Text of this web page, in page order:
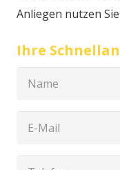
Anliegen nutzen
Ihre